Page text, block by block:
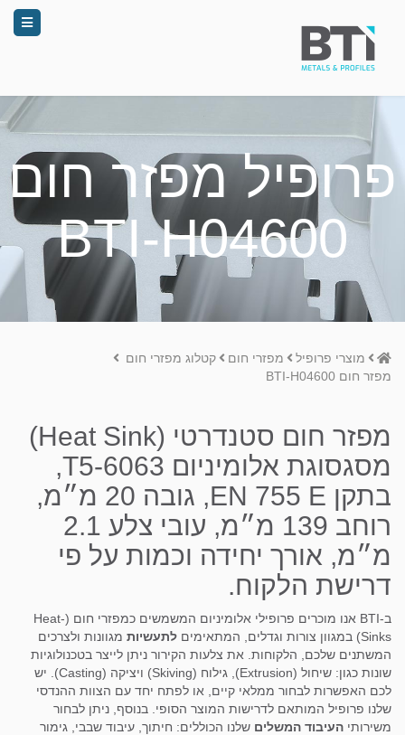
פרופיל מפזר חום
BTI-H04600
Homeמוצרי פרופיל מפזרי חום
קטלוג מפזרי חום
מפזר חום BTI-H04600
מפזר חום סטנדרטי (Heat Sink)
מסגסוגת אלומיניום T5-6063,
בתקן EN 755 E, גובה 20 מ״מ,
רוחב 139 מ״מ, עובי צלע 2.1
מ״מ, אורך יחידה וכמות על פי
דרישת הלקוח.
ב-BTI אנו מוכרים פרופילי אלומיניום המשמשים כמפזרי חום (Heat-
Sinks) במגוון צורות וגדלים, המתאימים
לתעשיות מגוונות ולצרכים
המשתנים שלכם, הלקוחות. את צלעות הקירור ניתן לייצר בטכנולוגיות
שונות כגון: שיחול (Extrusion), גילוח (Skiving) ויציקה (Casting). יש
לכם האפשרות לבחור ממלאי קיים, או לפתח יחד עם הצוות ההנדסי
שלנו פרופיל המותאם לדרישות המוצר הסופי. בנוסף, ניתן לבחור
משירותי העיבוד המשלים שלנו הכוללים: חיתוך, עיבוד שבבי, גימור